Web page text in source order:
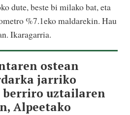
dute, beste bi milako bat, eta
%7.1eko maldarekin. Hau
Ikaragarria.
ostean
jarriko
berriro uztailaren
Alpeetako